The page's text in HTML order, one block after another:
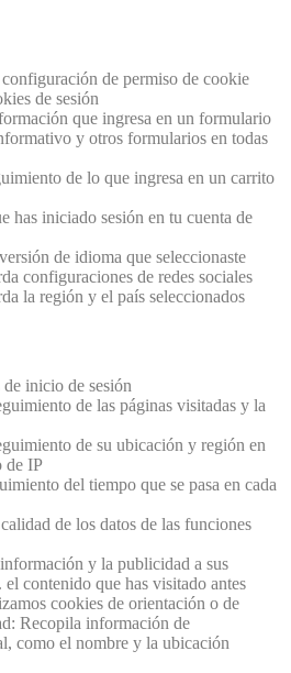
de permiso de cookie
de sesión
que ingresa en un formulario
y otros formularios en todas
de lo que ingresa en un carrito
has iniciado sesión en tu cuenta de
de idioma que seleccionaste
configuraciones de redes sociales
la región y el país seleccionados
de inicio de sesión
de las páginas visitadas y la
de su ubicación y región en
de IP
del tiempo que se pasa en cada
de los datos de las funciones
y la publicidad a sus
el contenido que has visitado antes
cookies de orientación o de
Recopila información de
como el nombre y la ubicación